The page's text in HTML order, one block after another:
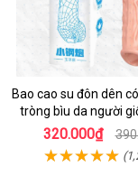
Bao cao su đôn dên
tròng bìu da người
320.000₫